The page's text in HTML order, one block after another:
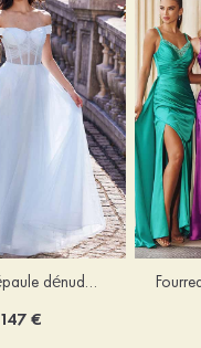
Trapèze épaule dénudée tulle ras du sol robe de bal
147 €